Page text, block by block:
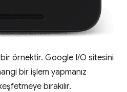
örnektir. Google I/O sitesini
bir işlem yapmanız
bırakılır.